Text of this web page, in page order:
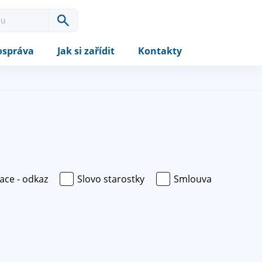
Jak si zařídit Kontakty
- odkaz Slovo starostky
Smlouva